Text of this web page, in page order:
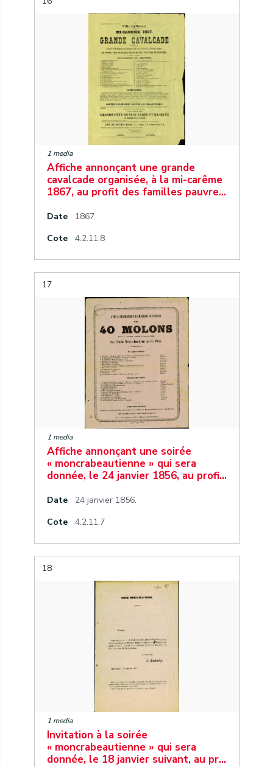
1 media
Affiche annonçant une grande
cavalcade organisée, à la mi-carême
1867, au profit des familles pauvre…
Date
1867
Cote
4.2.11.8
17
1 media
Affiche annonçant une soirée
« moncrabeautienne » qui sera
donnée, le 24 janvier 1856, au profi…
Date
24 janvier 1856.
Cote
4.2.11.7
18
1 media
Invitation à la soirée
« moncrabeautienne » qui sera
donnée, le 18 janvier suivant, au pr…